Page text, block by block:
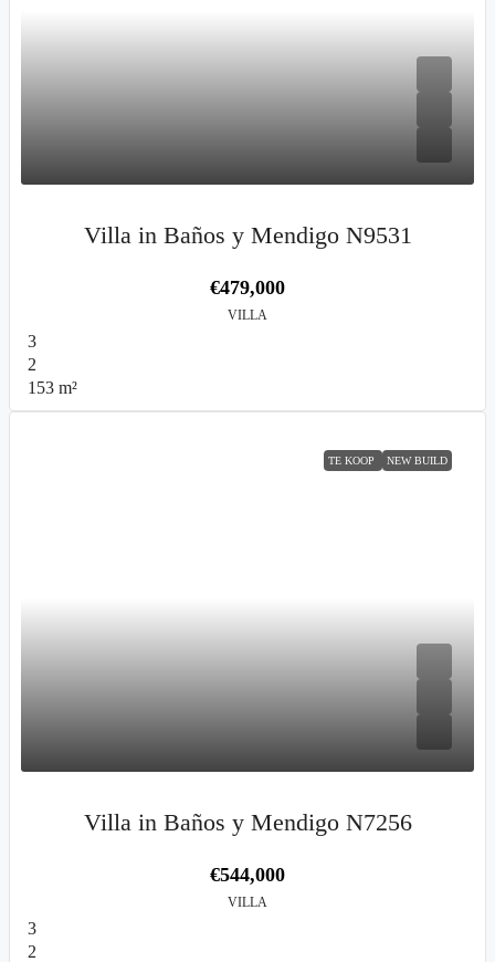
Villa in Baños y Mendigo N9531
€479,000
VILLA
3
2
153 m²
TE KOOP NEW BUILD
Villa in Baños y Mendigo N7256
€544,000
VILLA
3
2